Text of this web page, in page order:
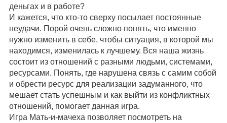
деньгах и в работе?
И кажется, что кто-то сверху посылает постоянные
неудачи. Порой очень сложно понять, что именно
нужно изменить в себе, чтобы ситуация, в которой мы
находимся, изменилась к лучшему. Вся наша жизнь
состоит из отношений с разными людьми, системами,
ресурсами. Понять, где нарушена связь с самим собой
и обрести ресурс для реализации задуманного, что
мешает стать успешным и как выйти из конфликтных
отношений, помогает данная игра.
Игра Мать-и-мачеха позволяет посмотреть на